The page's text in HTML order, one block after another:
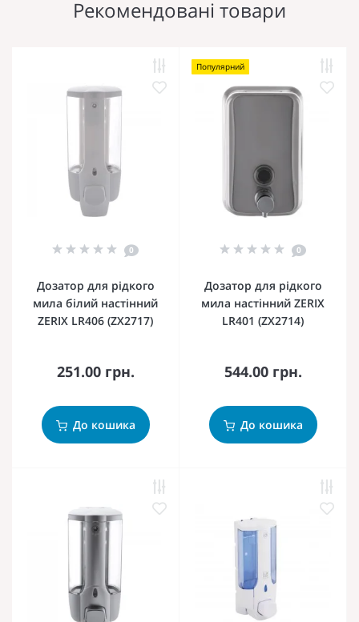
Рекомендовані товари
0
Дозатор для рідкого
мила білий настінний
ZERIX LR406 (ZX2717)
251.00 грн.
До кошика
Популярний
0
Дозатор для рідкого
мила настінний ZERIX
LR401 (ZX2714)
544.00 грн.
До кошика